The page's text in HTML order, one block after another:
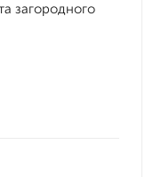
загородного